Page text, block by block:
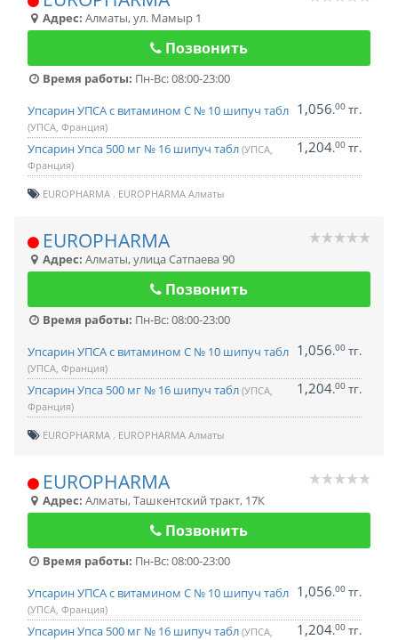
Адрес: Алматы,ул. Мамыр 1
Позвонить
Время работы: Пн-Вс: 08:00-23:00
Упсарин УПСА с витамином С № 10 шипуч табл
(УПСА, Франция)
1,056.00 тг.
Упсарин Упса 500 мг № 16 шипуч табл (УПСА,
Франция)
1,204.00 тг.
EUROPHARMA EUROPHARMA Алматы
EUROPHARMA
Адрес: Алматы,улица Сатпаева 90
Позвонить
Время работы: Пн-Вс: 08:00-23:00
Упсарин УПСА с витамином С № 10 шипуч табл
(УПСА, Франция)
1,056.00 тг.
Упсарин Упса 500 мг № 16 шипуч табл (УПСА,
Франция)
1,204.00 тг.
EUROPHARMA EUROPHARMA Алматы
EUROPHARMA
Адрес: Алматы,Ташкентский тракт, 17К
Позвонить
Время работы: Пн-Вс: 08:00-23:00
Упсарин УПСА с витамином С № 10 шипуч табл
(УПСА, Франция)
1,056.00 тг.
Упсарин Упса 500 мг № 16 шипуч табл (УПСА,
1,204.00 тг.